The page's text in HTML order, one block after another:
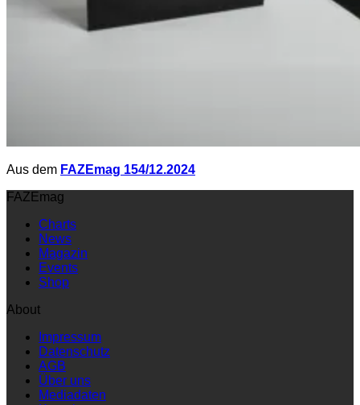
Aus dem FAZEmag 154/12.2024
FAZEmag
Charts
News
Magazin
Events
Shop
About
Impressum
Datenschutz
AGB
Über uns
Mediadaten